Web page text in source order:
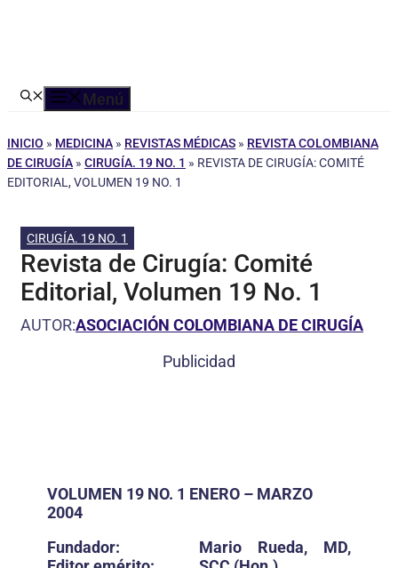
Menú
INICIO » MEDICINA » REVISTAS MÉDICAS » REVISTA COLOMBIANA
DE CIRUGÍA » CIRUGÍA. 19 NO. 1 » REVISTA DE CIRUGÍA: COMITÉ
EDITORIAL, VOLUMEN 19 NO. 1
CIRUGÍA. 19 NO. 1
Revista de Cirugía: Comité
Editorial, Volumen 19 No. 1
AUTOR:ASOCIACIÓN COLOMBIANA DE CIRUGÍA
Publicidad
VOLUMEN 19 NO. 1 ENERO – MARZO
2004
Fundador:
Mario Rueda, MD,